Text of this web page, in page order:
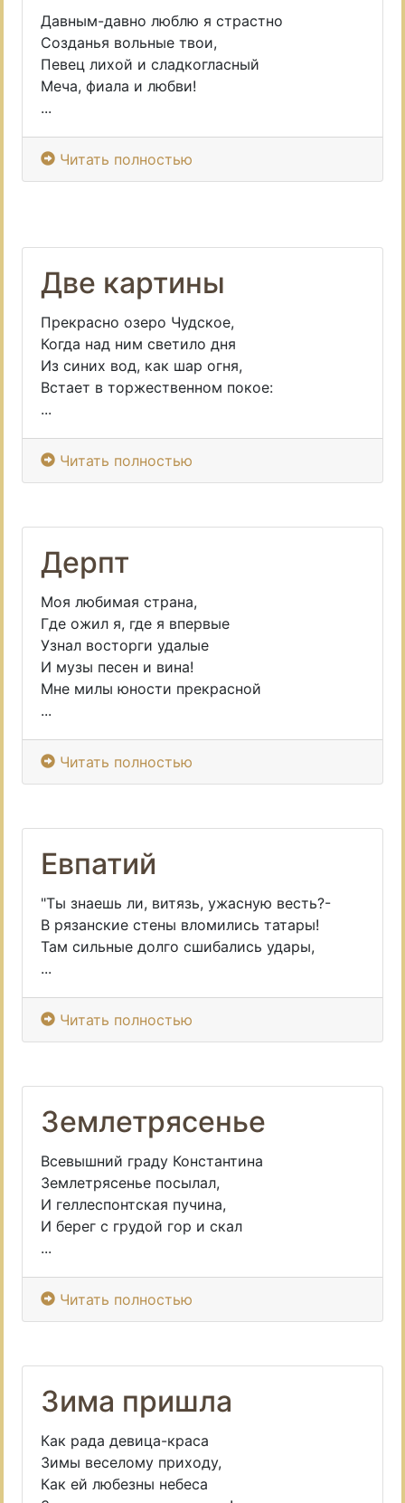
Давным-давно люблю я страстно
Созданья вольные твои,
Певец лихой и сладкогласный
Меча, фиала и любви!
...
Читать полностью
Две картины
Прекрасно озеро Чудское,
Когда над ним светило дня
Из синих вод, как шар огня,
Встает в торжественном покое:
...
Читать полностью
Дерпт
Моя любимая страна,
Где ожил я, где я впервые
Узнал восторги удалые
И музы песен и вина!
Мне милы юности прекрасной
...
Читать полностью
Евпатий
"Ты знаешь ли, витязь, ужасную весть?-
В рязанские стены вломились татары!
Там сильные долго сшибались удары,
...
Читать полностью
Землетрясенье
Всевышний граду Константина
Землетрясенье посылал,
И геллеспонтская пучина,
И берег с грудой гор и скал
...
Читать полностью
Зима пришла
Как рада девица-краса
Зимы веселому приходу,
Как ей любезны небеса